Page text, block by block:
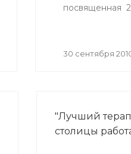
посвященная
30 сентября
"Лучший
столицы